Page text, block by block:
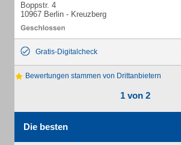
Boppstr. 4
10967 Berlin - Kreuzberg
Gratis-Digitalcheck
Bewertungen stammen von Drittanbietern
1 von 2
Die besten